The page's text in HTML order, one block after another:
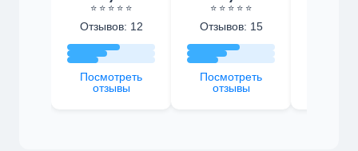
⭐ ⭐ ⭐ ⭐ ⭐
Отзывов: 12
Посмотреть
отзывы
⭐ ⭐ ⭐ ⭐ ⭐
Отзывов: 15
Посмотреть
отзывы